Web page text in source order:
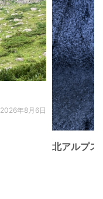
2026年8月6日
北アルプ